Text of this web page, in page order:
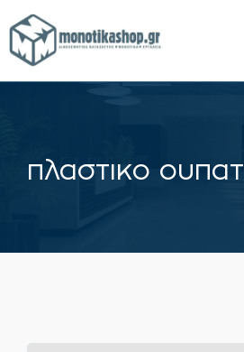
Μετάβαση
σε
περιεχόμενο
πλαστικο ουπατ